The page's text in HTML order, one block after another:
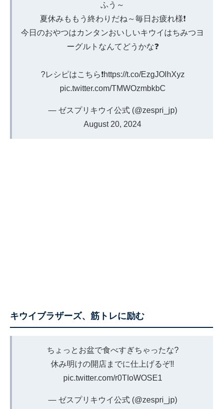
ふう～
夏休みももう終わりだね～毎日お疲れ様❗️
今日のおやつはカンタンおいしいキウイはちみつヨ
ーグルトなんてどうかな❓
?レシピはこちら❗️https://t.co/EzgJOlhXyz
pic.twitter.com/TMWOzmbkbC
— ゼスプリキウイ公式 (@zespri_jp)
August 20, 2024
キウイブラザーズ、筋トレに励む
ちょっとお盆で食べすぎちゃったな?
休み明けの開店までに仕上げるぞ‼️
pic.twitter.com/r0TIoWOSE1
— ゼスプリキウイ公式 (@zespri_jp)